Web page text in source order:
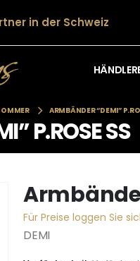
in der Schweiz
ARMBÄNDER “DEMI”
P.ROSE SS
Armbänder
Für Preise loggen Sie
DEMI